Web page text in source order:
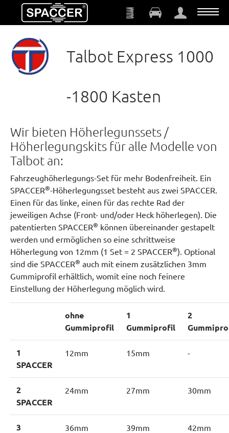
Zum Hauptinhalt springen
Talbot Express 1000
-1800 Kasten
Wir bieten Höherlegunssets /
Höherlegungskits für alle Modelle von
Talbot an:
Fahrzeughöherlegungs-Set für mehr Bodenfreiheit. Ein
SPACCER®-Höherlegungsset besteht aus zwei SPACCER.
Einen für das linke, einen für das rechte Rad der
jeweiligen Achse (Front- und/oder Heck höherlegen). Die
patentierten SPACCER® können übereinander gestapelt
werden und ermöglichen so eine schrittweise
Höherlegung von 12mm (1 Set = 2 SPACCER®). Optional
sind die SPACCER® auch mit einem zusätzlichen 3mm
Gummiprofil erhältlich, womit eine noch feinere
Einstellung der Höherlegung möglich wird.
ohne
Gummiprofil
1
Gummiprofil
2
1
SPACCER
12mm 15mm -
2
SPACCER
24mm 27mm 30mm
3
36mm 39mm 42mm